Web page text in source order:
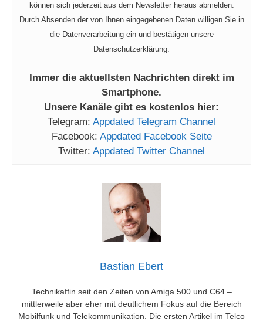
können sich jederzeit aus dem Newsletter heraus abmelden.
Durch Absenden der von Ihnen eingegebenen Daten willigen Sie in
die Datenverarbeitung ein und bestätigen unsere
Datenschutzerklärung.
Immer die aktuellsten Nachrichten direkt im
Smartphone.
Unsere Kanäle gibt es kostenlos hier:
Telegram: Appdated Telegram Channel
Facebook: Appdated Facebook Seite
Twitter: Appdated Twitter Channel
Bastian Ebert
Technikaffin seit den Zeiten von Amiga 500 und C64 –
mittlerweile aber eher mit deutlichem Fokus auf die Bereich
Mobilfunk und Telekommunikation. Die ersten Artikel im Telco